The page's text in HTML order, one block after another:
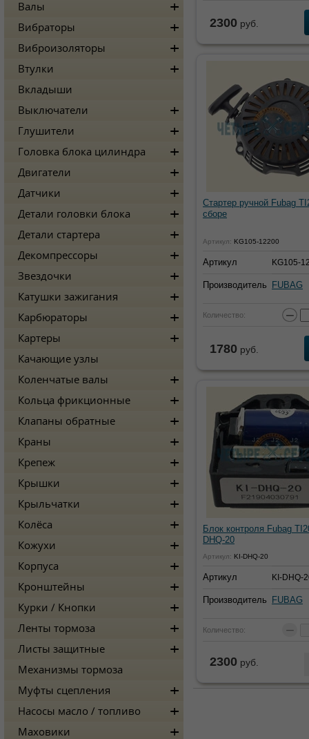
2300 руб.
Стартер ручной Fubag
сборе
Артикул: KG105-12200
Артикул KG105-
Производитель FUBAG
Количество: −
1780 руб.
Блок контроля Fubag
DHQ-20
Артикул: KI-DHQ-20
Артикул KI-DHQ-
Производитель FUBAG
Количество: −
2300 руб.
Валы
Вибраторы
Виброизоляторы
Втулки
Вкладыши
Выключатели
Глушители
Головка блока цилиндра
Двигатели
Датчики
Детали головки блока
Детали стартера
Декомпрессоры
Звездочки
Катушки зажигания
Карбюраторы
Картеры
Качающие узлы
Коленчатые валы
Кольца фрикционные
Клапаны обратные
Краны
Крепеж
Крышки
Крыльчатки
Колёса
Кожухи
Корпуса
Кронштейны
Курки / Кнопки
Ленты тормоза
Листы защитные
Механизмы тормоза
Муфты сцепления
Насосы масло / топливо
Маховики